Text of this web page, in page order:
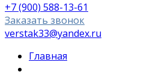
+7 (900) 588-13-61
Заказать звонок
verstak33@yandex.ru
Главная